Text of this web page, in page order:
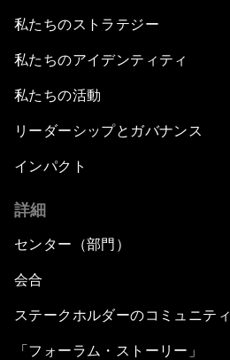
私たちのストラテジー
私たちのアイデンティティ
私たちの活動
リーダーシップとガバナンス
インパクト
詳細
センター（部門）
会合
ステークホルダーのコミュニティ
「フォーラム・ストーリー」